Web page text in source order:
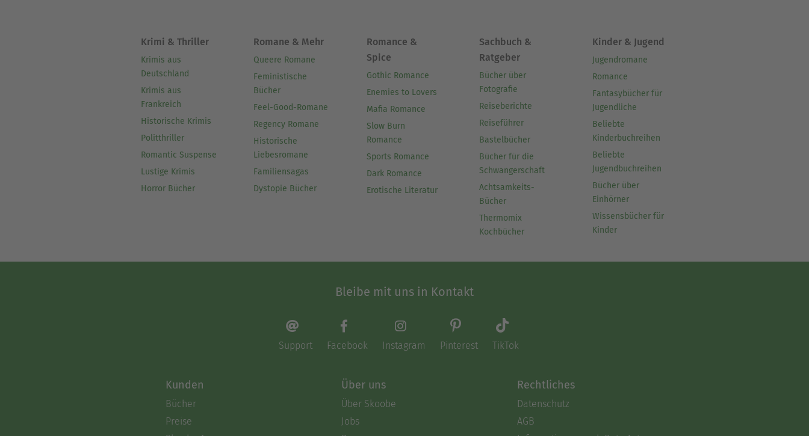
Krimi & Thriller
Krimis aus
Deutschland
Krimis aus
Frankreich
Historische Krimis
Politthriller
Romantic Suspense
Lustige Krimis
Horror Bücher
Romane & Mehr
Queere Romane
Feministische
Bücher
Feel-Good-Romane
Regency Romane
Historische
Liebesromane
Familiensagas
Dystopie Bücher
Romance &
Spice
Gothic Romance
Enemies to Lovers
Mafia Romance
Slow Burn
Romance
Sports Romance
Dark Romance
Erotische Literatur
Sachbuch &
Ratgeber
Bücher über
Fotografie
Reiseberichte
Reiseführer
Bastelbücher
Bücher für die
Schwangerschaft
Achtsamkeits-
Bücher
Thermomix
Kochbücher
Kinder & Jugend
Jugendromane
Romance
Fantasybücher für
Jugendliche
Beliebte
Kinderbuchreihen
Beliebte
Jugendbuchreihen
Bücher über
Einhörner
Wissensbücher für
Kinder
Bleibe mit uns in Kontakt
Support Facebook Instagram Pinterest TikTok
Kunden
Bücher
Preise
Über uns
Über Skoobe
Jobs
Rechtliches
Datenschutz
AGB